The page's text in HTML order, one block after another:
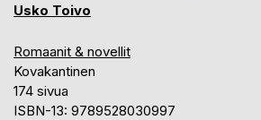
Usko Toivo
Romaanit & novellit
Kovakantinen
174 sivua
ISBN-13: 9789528030997